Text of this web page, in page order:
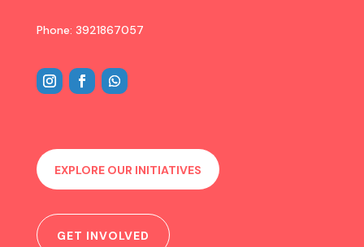
Phone: 3921867057
EXPLORE OUR INITIATIVES
GET INVOLVED